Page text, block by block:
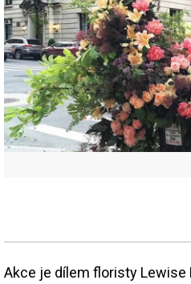
Akce je dílem floristy Lewise